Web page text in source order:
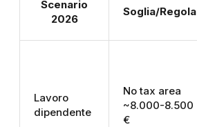
Scenario
2026
Soglia/Regola
Lavoro
dipendente
No tax area
~8.000-8.500
€